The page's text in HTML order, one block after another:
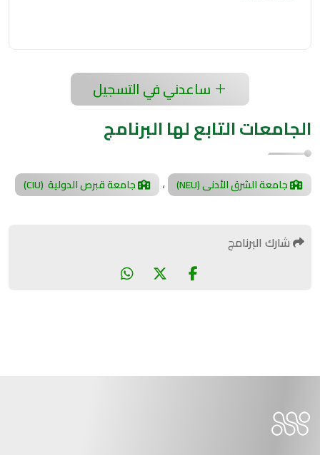
ساعدني في التسجيل
الجامعات التابع لها البرنامج
جامعة الشرق الأدنى (NEU) ، جامعة قبرص الدولية (CIU)
شارك البرنامج